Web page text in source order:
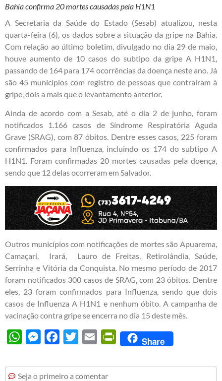
Bahia confirma 20 mortes causadas pela H1N1
A Secretaria da Saúde do Estado (Sesab) atualizou, nesta
quarta-feira (6), os dados sobre a situação da gripe na Bahia.
Com relação ao último boletim, divulgado no dia 29 de maio,
houve aumento de 10 casos do subtipo da gripe A H1N1,
passando de 164 para 174 ocorrências da doença neste ano. Já
são 45 municípios com registro de pessoas que contraíram à
gripe, dois a mais que o levantamento anterior.
Ainda de acordo com a Sesab, até o dia 2 de junho, foram
notificados 1.166 casos de Síndrome Respiratória Aguda
Grave (SRAG), com 87 óbitos. Dentre esses casos, 225 foram
confirmados para Influenza, incluindo os 174 do subtipo A
H1N1. Foram confirmadas 20 mortes causadas pela doença,
sendo que 12 delas ocorreram em Salvador.
Outros municípios com notificações de mortes são Apuarema,
Camaçari, Irará, Lauro de Freitas, Retirolândia, Saúde,
Serrinha e Vitória da Conquista. No mesmo período de 2017
foram notificados 300 casos de SRAG, com 23 óbitos. Dentre
eles, 23 foram confirmados para Influenza, sendo que dois
casos de Influenza A H1N1 e nenhum óbito. A campanha de
vacinação contra gripe se encerra no dia 15 deste mês.
WhatsAppMessengerFacebook
Twitter Email PrintFriendly
Share
Seja o primeiro a comentar